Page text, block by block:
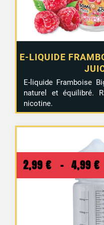
E-LIQUIDE
E-liquide Framboise
naturel et équilibré.
nicotine.
2,99 € – 4,99 €